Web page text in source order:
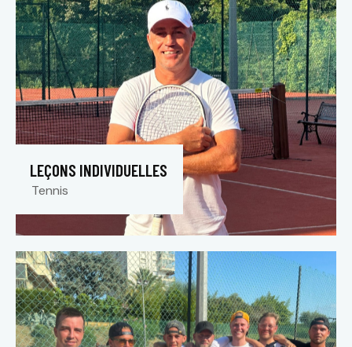
LEÇONS INDIVIDUELLES
Tennis